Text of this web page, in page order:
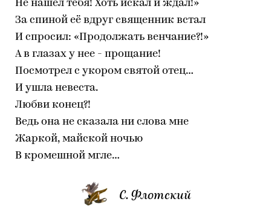
Не нашел тебя! Хоть искал и ждал!»
За спиной её вдруг священник встал
И спросил: «Продолжать венчание?!»
А в глазах у нее - прощание!
Посмотрел с укором святой отец…
И ушла невеста.
Любви конец?!
Ведь она не сказала ни слова мне
Жаркой, майской ночью
В кромешной мгле…
С. Флотский